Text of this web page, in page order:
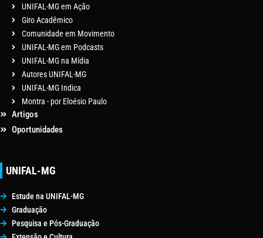
UNIFAL-MG em Ação
Giro Acadêmico
Comunidade em Movimento
UNIFAL-MG em Podcasts
UNIFAL-MG na Mídia
Autores UNIFAL-MG
UNIFAL-MG Indica
Montra - por Eloésio Paulo
Artigos
Oportunidades
UNIFAL-MG
Estude na UNIFAL-MG
Graduação
Pesquisa e Pós-Graduação